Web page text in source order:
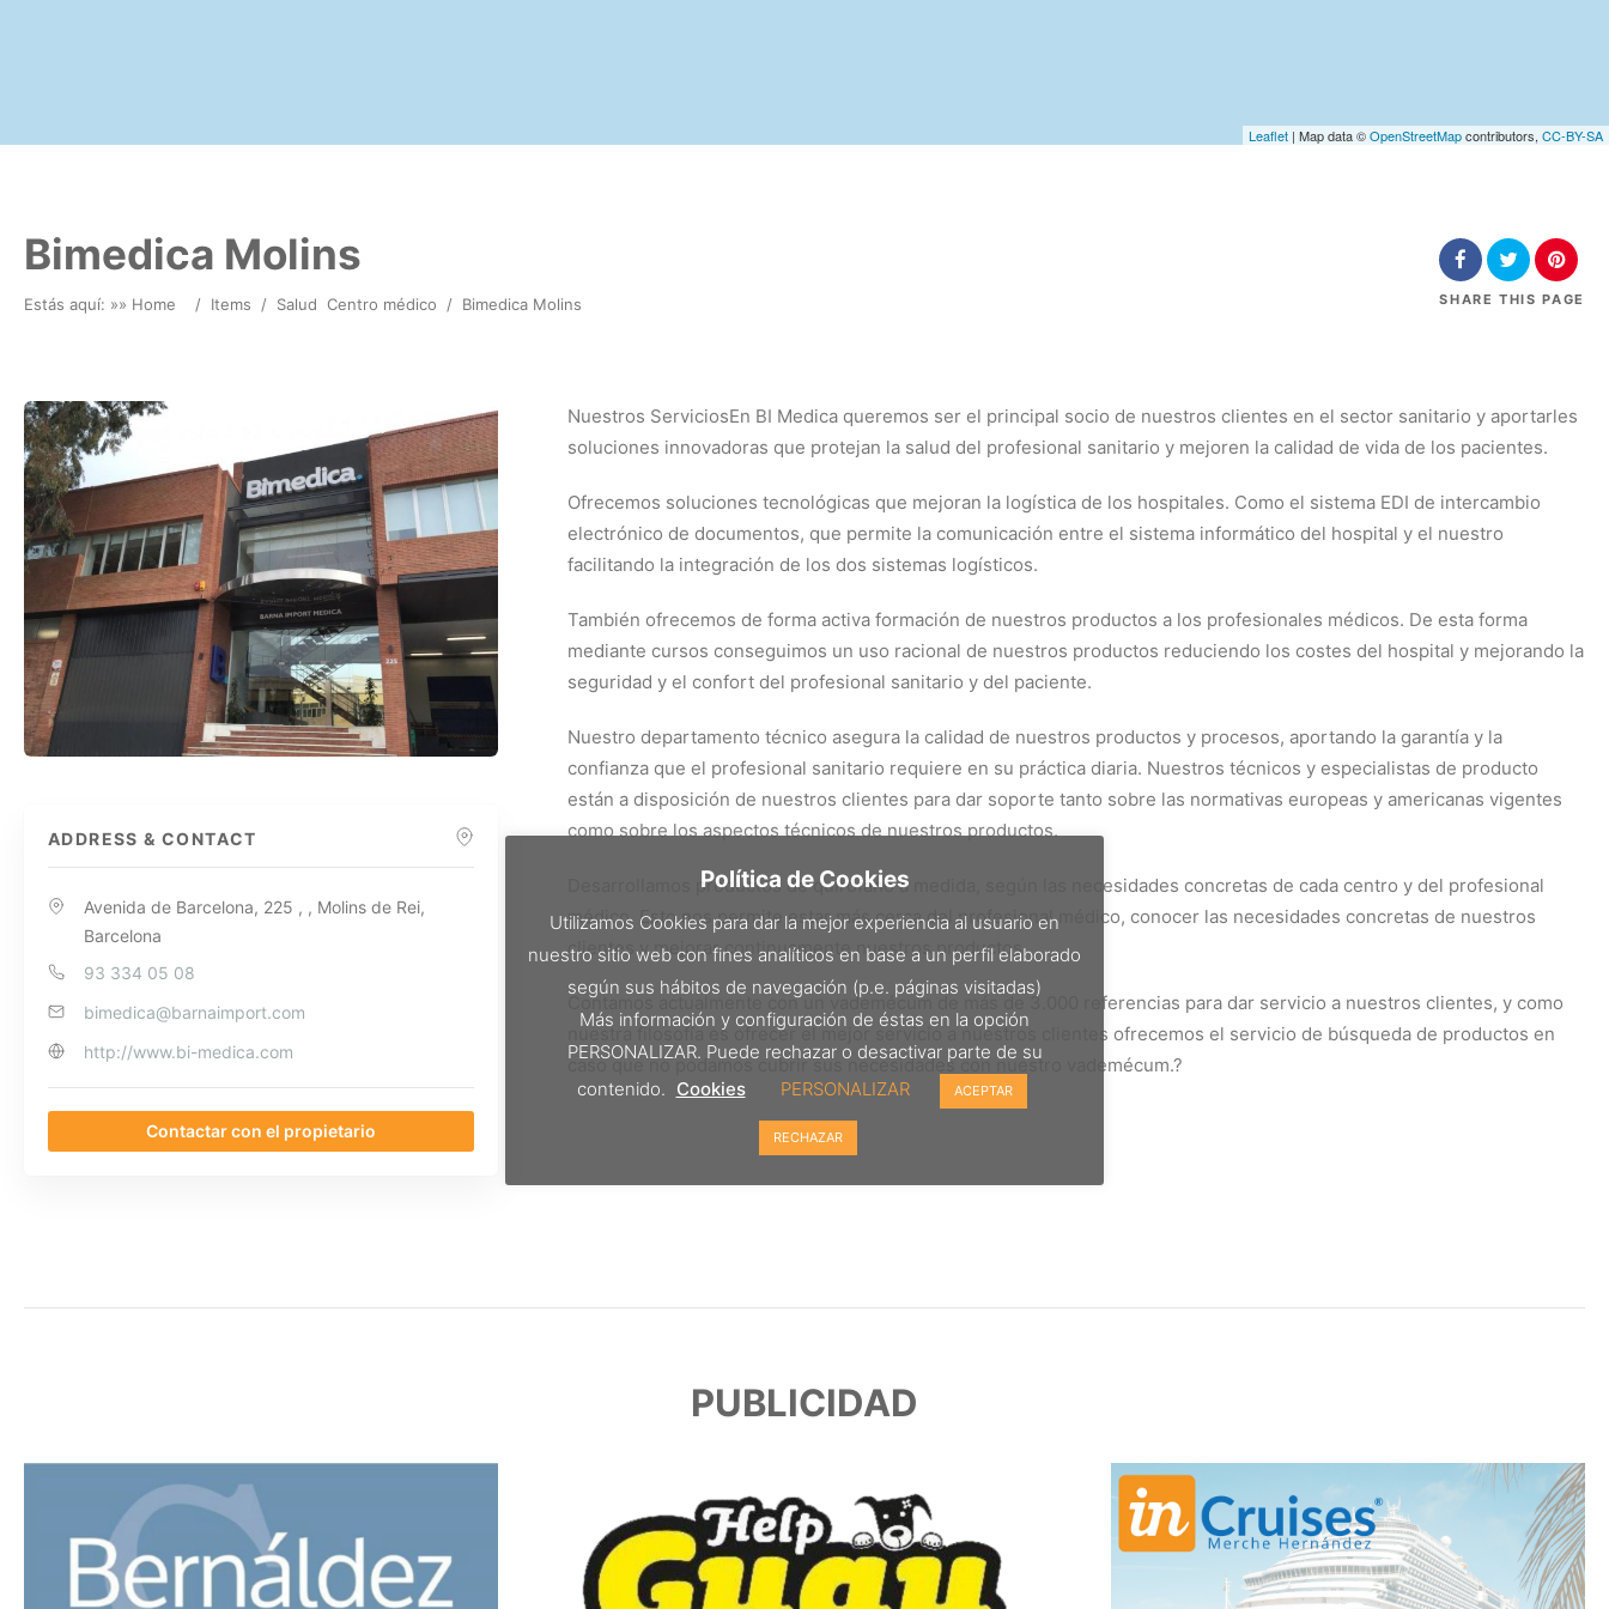
Leaflet | Map data ©OpenStreetMapcontributors, CC-BY-SA
Bimedica Molins
Estás aquí: »» Home / Items / Salud Centro médico / Bimedica Molins SHARE THIS PAGE
ADDRESS & CONTACT
Avenida de Barcelona, 225 , , Molins de Rei,
Barcelona
93 334 05 08
bimedica@barnaimport.com
http://www.bi-medica.com
Contactar con el propietario
Nuestros ServiciosEn BI Medica queremos ser el principal socio de nuestros clientes en el sector sanitario y aportarles
soluciones innovadoras que protejan la salud del profesional sanitario y mejoren la calidad de vida de los pacientes.
Ofrecemos soluciones tecnológicas que mejoran la logística de los hospitales. Como el sistema EDI de intercambio
electrónico de documentos, que permite la comunicación entre el sistema informático del hospital y el nuestro
facilitando la integración de los dos sistemas logísticos.
También ofrecemos de forma activa formación de nuestros productos a los profesionales médicos. De esta forma
mediante cursos conseguimos un uso racional de nuestros productos reduciendo los costes del hospital y mejorando la
seguridad y el confort del profesional sanitario y del paciente.
Nuestro departamento técnico asegura la calidad de nuestros productos y procesos, aportando la garantía y la
confianza que el profesional sanitario requiere en su práctica diaria. Nuestros técnicos y especialistas de producto
están a disposición de nuestros clientes para dar soporte tanto sobre las normativas europeas y americanas vigentes
como sobre los aspectos técnicos de nuestros productos.
Desarrollamos productos de quirófano a medida, según las necesidades concretas de cada centro y del profesional
médico. Esto nos permite estar más cerca del profesional médico, conocer las necesidades concretas de nuestros
clientes y mejorar continuamente nuestros productos.
Contamos actualmente con un vademécum de más de 3.000 referencias para dar servicio a nuestros clientes, y como
nuestra filosofía es ofrecer el mejor servicio a nuestros clientes ofrecemos el servicio de búsqueda de productos en
caso que no podamos cubrir sus necesidades con nuestro vademécum.?
PUBLICIDAD
Política de Cookies
Utilizamos Cookies para dar la mejor experiencia al usuario en
nuestro sitio web con fines analíticos en base a un perfil elaborado
según sus hábitos de navegación (p.e. páginas visitadas)
Más información y configuración de éstas en la opción
PERSONALIZAR. Puede rechazar o desactivar parte de su
contenido. Cookies PERSONALIZAR ACEPTAR
RECHAZAR